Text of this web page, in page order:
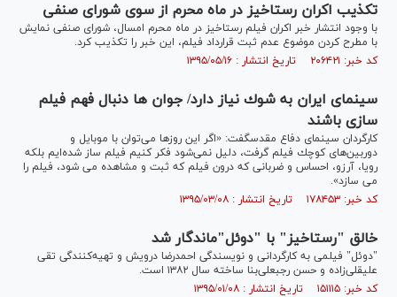
تکذیب اکران رستاخیز در ماه محرم از سوی شورای صنفی
با وجود انتشار خبر اکران فیلم رستاخیز در ماه محرم امسال، شورای صنفی نمایش
با مطرح کردن موضوع عدم ثبت قرارداد فیلم، این خبر را تکذیب کرد.
کد خبر: ۲۰۶۴۲۱ تاریخ انتشار : ۱۳۹۵/۰۵/۱۶
سینمای ایران به شوك نیاز دارد/ جوان ها دنبال فهم فیلم
سازی باشند
كارگردان سینمای دفاع مقدسگفت: «اگر این روزها می‌توان با موبایل و
دوربین‌های كوچك فیلم گرفت، دلیل نمی‌شود فكر كنیم فیلم ساز شده‌ایم بلكه
رویا، آرزو، احساس و ضربانی كه درون فیلم كه ثبت و مشاهده می شود، فیلم را
می سازد».
کد خبر: ۱۷۸۴۵۳ تاریخ انتشار : ۱۳۹۵/۰۳/۰۸
خالق "رستاخیز" با "دوئل"ماندگار شد
"دوئل" فیلمی به کارگردانی و نویسندگی احمدرضا درویش و تهیه‌کنندگی تقی
علیقلی‌زاده و حسن رجبعلی‌بنا ساخته سال ۱۳۸۲ است.
کد خبر: ۱۵۱۱۱۵ تاریخ انتشار : ۱۳۹۵/۰۱/۰۸